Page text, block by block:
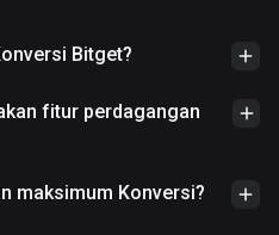
Bitget?
fitur perdagangan
maksimum Konversi?